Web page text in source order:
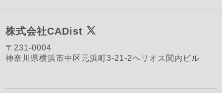
株式会社CADist
〒231-0004
神奈川県横浜市中区元浜町3-21-2ヘリオス関内ビル